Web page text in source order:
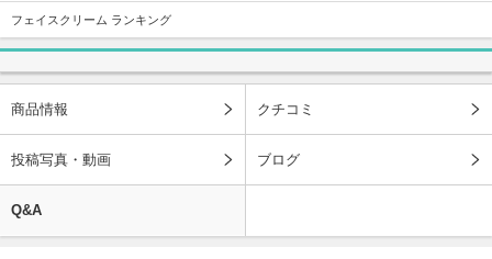
フェイスクリーム ランキング
商品情報 クチコミ
投稿写真・動画 ブログ
Q&A